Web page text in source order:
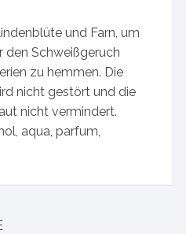
und Farn, um
den Schweißgeruch
zu hemmen. Die
nicht gestört und die
nicht vermindert.
aqua, parfum,